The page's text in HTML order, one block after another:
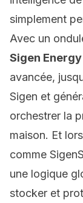
simplement
Avec un
Sigen
avancée,
Sigen et
orchestrer la
maison. Et
comme
une logique
stocker et